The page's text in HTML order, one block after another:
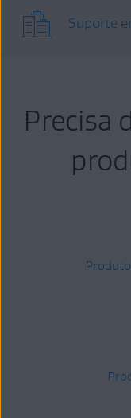
Suporte
Precisa